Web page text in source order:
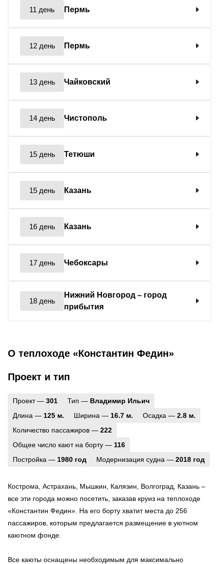
11 день Пермь
12 день Пермь
13 день Чайковский
14 день Чистополь
15 день Тетюши
15 день Казань
16 день Казань
17 день Чебоксары
18 день
Нижний Новгород – город
прибытия
О теплоходе «Константин Федин»
Проект и тип
Проект — 301 Тип — Владимир Ильич
Длина — 125 м. Ширина — 16.7 м. Осадка — 2.8 м.
Количество пассажиров — 222
Общее число кают на борту — 116
Постройка — 1980 год Модернизация судна — 2018 год
Кострома, Астрахань, Мышкин, Калязин, Волгоград, Казань –
все эти города можно посетить, заказав круиз на теплоходе
«Константин Федин». На его борту хватит места до 256
пассажиров, которым предлагается размещение в уютном
каютном фонде.
Все каюты оснащены необходимым для максимально